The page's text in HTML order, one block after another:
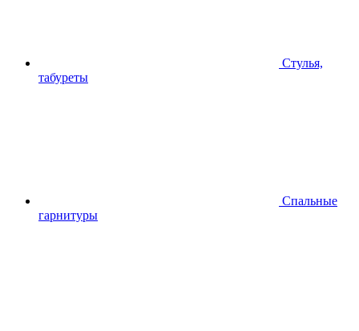
Стулья,
табуреты
Спальные
гарнитуры